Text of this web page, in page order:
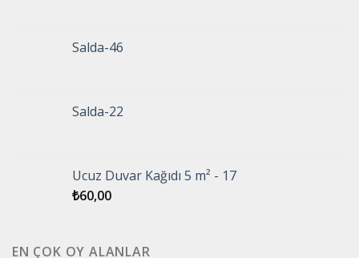
Salda-46
Salda-22
Ucuz Duvar Kağıdı 5 m² - 17
₺60,00
EN ÇOK OY ALANLAR